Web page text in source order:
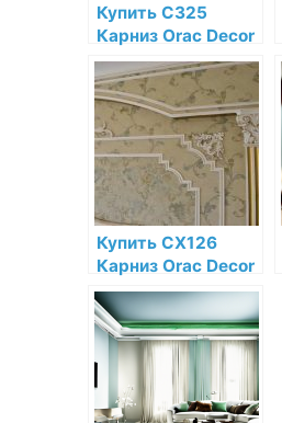
Купить C325
Карниз Orac Decor
Полиуретан Orac
Decor по низкой
цене в интернет-
магазине
Купить CX126
Карниз Orac Decor
Дюрополимер по
низкой цене в
интернет-
магазине